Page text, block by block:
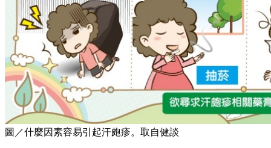
圖／什麼因素容易引起汗皰疹。取自健談